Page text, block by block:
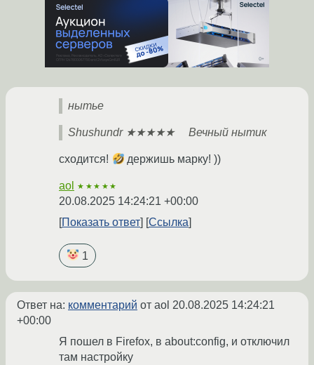
нытье
Shushundr ★★★★★ Вечный нытик
сходится! держишь марку! ))
aol ★★★★★
20.08.2025 14:24:21 +00:00
Показать ответ
Ссылка
1
Ответ на: комментарий от aol 20.08.2025 14:24:21
+00:00
Я пошел в Firefox, в about:config, и отключил
там настройку